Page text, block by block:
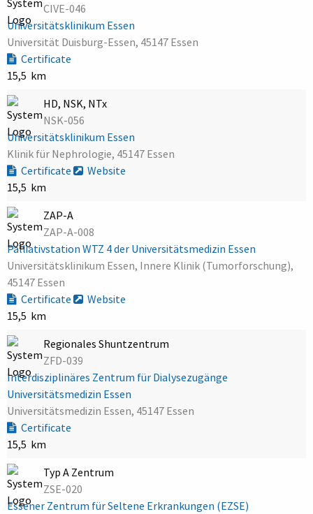
CIVE-046
Universitätsklinikum Essen
Universität Duisburg-Essen, 45147 Essen
Certificate
15,5 km
HD, NSK, NTx
NSK-056
Universitätsklinikum Essen
Klinik für Nephrologie, 45147 Essen
Certificate
Website
15,5 km
ZAP-A
ZAP-A-008
Palliativstation WTZ 4 der Universitätsmedizin Essen
Universitätsklinikum Essen, Innere Klinik (Tumorforschung),
45147 Essen
Certificate
Website
15,5 km
Regionales Shuntzentrum
ZFD-039
Interdisziplinäres Zentrum für Dialysezugänge
Universitätsmedizin Essen
Universitätsmedizin Essen, 45147 Essen
Certificate
15,5 km
Typ A Zentrum
ZSE-020
Essener Zentrum für Seltene Erkrankungen (EZSE)